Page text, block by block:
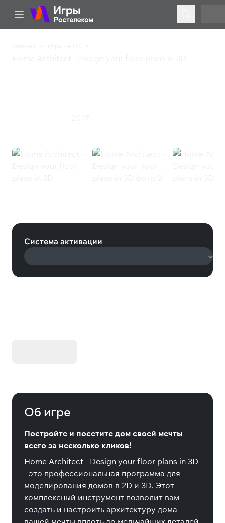
Система активации
Об игре
Постройте и посетите дом своей мечты
всего за несколько кликов!
Home Architect - Design your floor plans in 3D
- это профессиональная программа для
моделирования домов в 2D и 3D. Этот
комплексный инструмент позволит вам
создать и настроить архитектуру дома